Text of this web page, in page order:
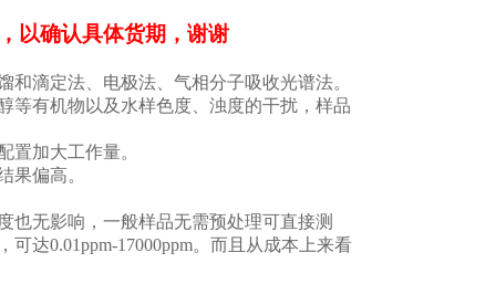
以确认具体货期，谢谢
滴定法、电极法、气相分子吸收光谱法。
等有机物以及水样色度、浊度的干扰，样品
置加大工作量。
果偏高。
也无影响，一般样品无需预处理可直接测
可达0.01ppm-17000ppm。而且从成本上来看